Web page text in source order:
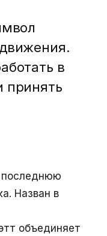
в
принять
последнюю
Назван в
объединяет